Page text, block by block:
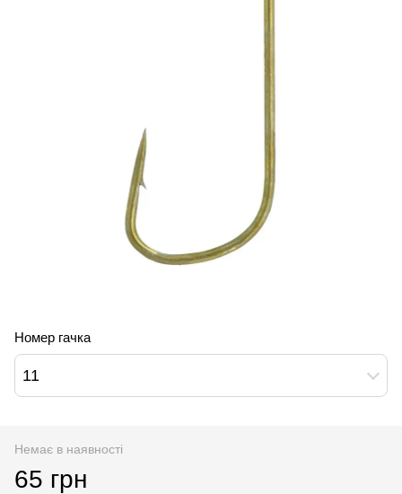
Номер гачка
11
Немає в наявності
65 грн